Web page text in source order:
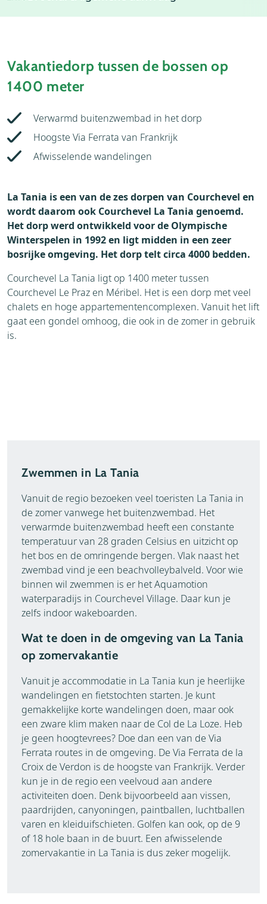
Thema's
Vakantiedorp tussen de bossen op
1400 meter
Verwarmd buitenzwembad in het dorp
Hoogste Via Ferrata van Frankrijk
Afwisselende wandelingen
La Tania is een van de zes dorpen van Courchevel en
wordt daarom ook Courchevel La Tania genoemd.
Het dorp werd ontwikkeld voor de Olympische
Winterspelen in 1992 en ligt midden in een zeer
bosrijke omgeving. Het dorp telt circa 4000 bedden.
Courchevel La Tania ligt op 1400 meter tussen
Courchevel Le Praz en Méribel. Het is een dorp met veel
chalets en hoge appartementencomplexen. Vanuit het lift
gaat een gondel omhoog, die ook in de zomer in gebruik
is.
Zwemmen in La Tania
Vanuit de regio bezoeken veel toeristen La Tania in
de zomer vanwege het buitenzwembad. Het
verwarmde buitenzwembad heeft een constante
temperatuur van 28 graden Celsius en uitzicht op
het bos en de omringende bergen. Vlak naast het
zwembad vind je een beachvolleybalveld. Voor wie
binnen wil zwemmen is er het Aquamotion
waterparadijs in Courchevel Village. Daar kun je
zelfs indoor wakeboarden.
Wat te doen in de omgeving van La Tania
op zomervakantie
Vanuit je accommodatie in La Tania kun je heerlijke
wandelingen en fietstochten starten. Je kunt
gemakkelijke korte wandelingen doen, maar ook
een zware klim maken naar de Col de La Loze. Heb
je geen hoogtevrees? Doe dan een van de Via
Ferrata routes in de omgeving. De Via Ferrata de la
Croix de Verdon is de hoogste van Frankrijk. Verder
kun je in de regio een veelvoud aan andere
activiteiten doen. Denk bijvoorbeeld aan vissen,
paardrijden, canyoningen, paintballen, luchtballen
varen en kleiduifschieten. Golfen kan ook, op de 9
of 18 hole baan in de buurt. Een afwisselende
zomervakantie in La Tania is dus zeker mogelijk.